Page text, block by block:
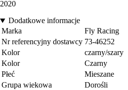
2020
Dodatkowe informacje
Marka
Fly Racing
Nr referencyjny dostawcy 73-46252
Kolor
czarny/szary
Kolor
Czarny
Płeć
Mieszane
Grupa wiekowa
Dorośli